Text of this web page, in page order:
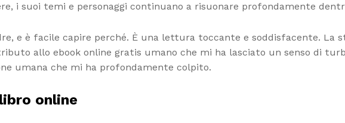
i suoi temi e personaggi continuano a risuonare profondamente
e è facile capire perché. È una lettura toccante e soddisfacente. La
allo ebook online gratis umano che mi ha lasciato un senso di
umana che mi ha profondamente colpito.
online